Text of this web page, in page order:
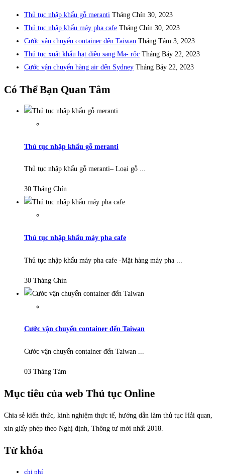
Thủ tục nhập khẩu gỗ meranti Tháng Chín 30, 2023
Thủ tục nhập khẩu máy pha cafe Tháng Chín 30, 2023
Cước vận chuyển container đến Taiwan Tháng Tám 3, 2023
Thủ tục xuất khẩu hạt điều sang Ma- rốc Tháng Bảy 22, 2023
Cước vận chuyển hàng air đến Sydney Tháng Bảy 22, 2023
Có Thể Bạn Quan Tâm
Thủ tục nhập khẩu gỗ meranti
Thủ tục nhập khẩu gỗ meranti– Loại gỗ ...
30 Tháng Chín
Thủ tục nhập khẩu máy pha cafe
Thủ tục nhập khẩu máy pha cafe -Mặt hàng máy pha ...
30 Tháng Chín
Cước vận chuyển container đến Taiwan
Cước vận chuyển container đến Taiwan ...
03 Tháng Tám
Mục tiêu của web Thủ tục Online
Chia sẻ kiến thức, kinh nghiệm thực tế, hướng dẫn làm thủ tục Hải quan,
xin giấy phép theo Nghị định, Thông tư mới nhất 2018.
Từ khóa
chi phí